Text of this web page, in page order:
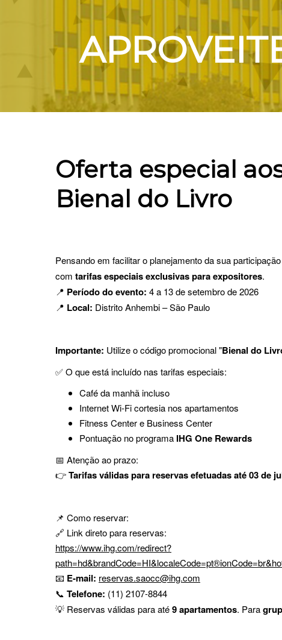
Oferta especial
Bienal do Livro
Pensando em facilitar o planejamento da sua
com tarifas especiais exclusivas para expositores.
📍 Período do evento: 4 a 13 de setembro de 2026
📍 Local: Distrito Anhembi – São Paulo
Importante: Utilize o código promocional "Bienal do
✅ O que está incluído nas tarifas especiais:
Café da manhã incluso
Internet Wi-Fi cortesia nos apartamentos
Fitness Center e Business Center
Pontuação no programa IHG One Rewards
📅 Atenção ao prazo:
👉Tarifas válidas para reservas efetuadas até 03 de
📌 Como reservar:
🔗 Link direto para reservas:
https://www.ihg.com/redirect?
📧 E-mail: reservas.saocc@ihg.com
📞 Telefone: (11) 2107-8844
💡 Reservas válidas para até9 apartamentos. Para